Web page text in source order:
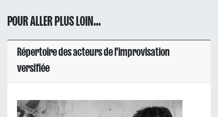
POUR ALLER PLUS LOIN...
Répertoire des acteurs de l'improvisation
versifiée